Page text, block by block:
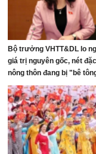
Bộ trưởng VHTT&DL lo
giá trị nguyên gốc, nét
nông thôn đang bị "bê